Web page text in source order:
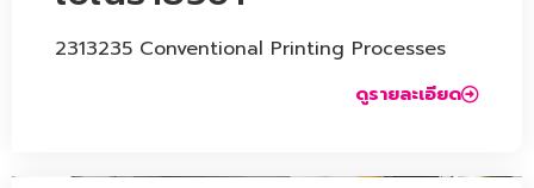
2313235 Conventional Printing Processes
ดูรายละเอียด